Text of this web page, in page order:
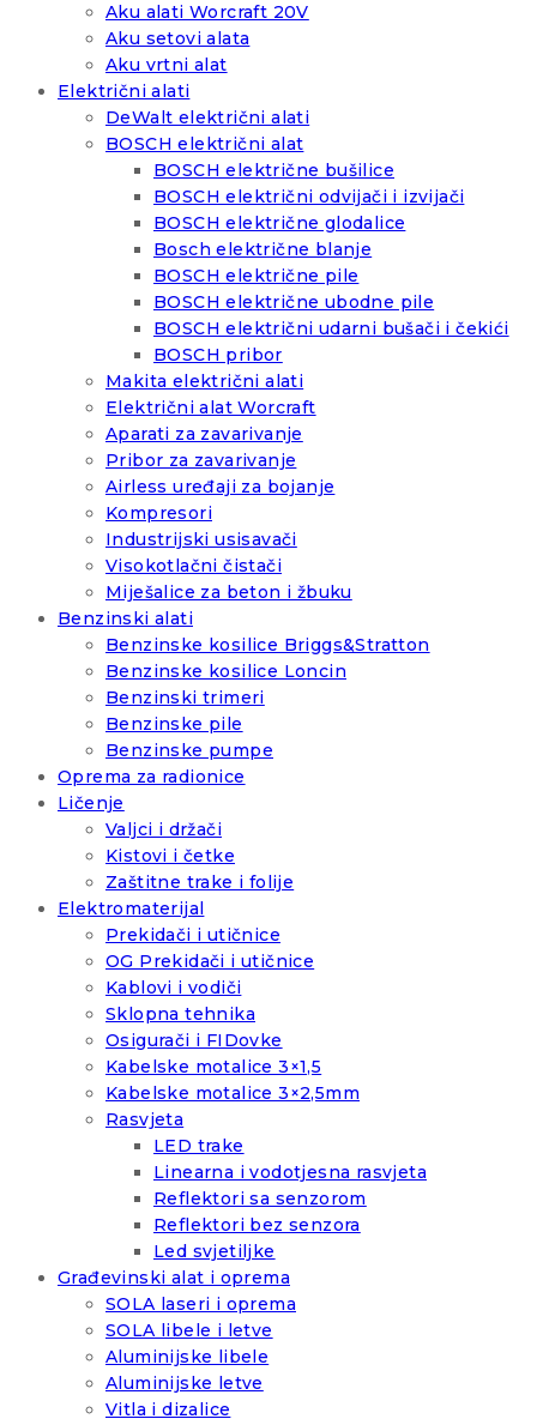
Aku alati Worcraft 20V
Aku setovi alata
Aku vrtni alat
Električni alati
DeWalt električni alati
BOSCH električni alat
BOSCH električne bušilice
BOSCH električni odvijači i izvijači
BOSCH električne glodalice
Bosch električne blanje
BOSCH električne pile
BOSCH električne ubodne pile
BOSCH električni udarni bušači i čekići
BOSCH pribor
Makita električni alati
Električni alat Worcraft
Aparati za zavarivanje
Pribor za zavarivanje
Airless uređaji za bojanje
Kompresori
Industrijski usisavači
Visokotlačni čistači
Miješalice za beton i žbuku
Benzinski alati
Benzinske kosilice Briggs&Stratton
Benzinske kosilice Loncin
Benzinski trimeri
Benzinske pile
Benzinske pumpe
Oprema za radionice
Ličenje
Valjci i držači
Kistovi i četke
Zaštitne trake i folije
Elektromaterijal
Prekidači i utičnice
OG Prekidači i utičnice
Kablovi i vodiči
Sklopna tehnika
Osigurači i FIDovke
Kabelske motalice 3×1,5
Kabelske motalice 3×2,5mm
Rasvjeta
LED trake
Linearna i vodotjesna rasvjeta
Reflektori sa senzorom
Reflektori bez senzora
Led svjetiljke
Građevinski alat i oprema
SOLA laseri i oprema
SOLA libele i letve
Aluminijske libele
Aluminijske letve
Vitla i dizalice